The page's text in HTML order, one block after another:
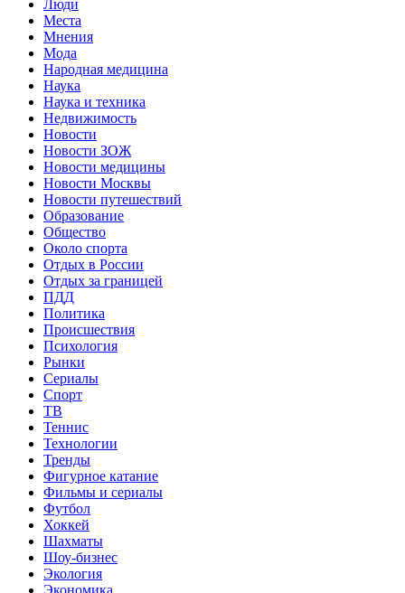
Люди
Места
Мнения
Мода
Народная медицина
Наука
Наука и техника
Недвижимость
Новости
Новости ЗОЖ
Новости медицины
Новости Москвы
Новости путешествий
Образование
Общество
Около спорта
Отдых в России
Отдых за границей
ПДД
Политика
Происшествия
Психология
Рынки
Сериалы
Спорт
ТВ
Теннис
Технологии
Тренды
Фигурное катание
Фильмы и сериалы
Футбол
Хоккей
Шахматы
Шоу-бизнес
Экология
Экономика